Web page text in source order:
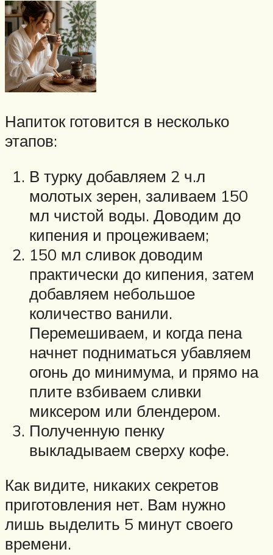
Напиток готовится в несколько
этапов:
В турку добавляем 2 ч.л
молотых зерен, заливаем 150
мл чистой воды. Доводим до
кипения и процеживаем;
150 мл сливок доводим
практически до кипения, затем
добавляем небольшое
количество ванили.
Перемешиваем, и когда пена
начнет подниматься убавляем
огонь до минимума, и прямо на
плите взбиваем сливки
миксером или блендером.
Полученную пенку
выкладываем сверху кофе.
Как видите, никаких секретов
приготовления нет. Вам нужно
лишь выделить 5 минут своего
времени.